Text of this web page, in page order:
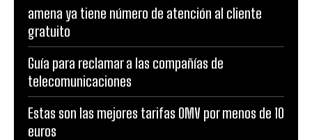
amena ya tiene número de atención al cliente
gratuito
Guía para reclamar a las compañías de
telecomunicaciones
Estas son las mejores tarifas OMV por menos de 10
euros